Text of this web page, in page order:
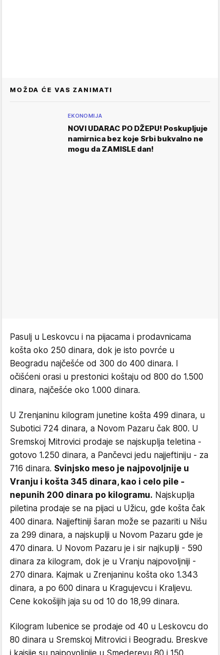
MOŽDA ĆE VAS ZANIMATI
EKONOMIJA
NOVI UDARAC PO DŽEPU! Poskupljuje
namirnica bez koje Srbi bukvalno ne
mogu da ZAMISLE dan!
Pasulj u Leskovcu i na pijacama i prodavnicama
košta oko 250 dinara, dok je isto povrće u
Beogradu najčešće od 300 do 400 dinara. I
očišćeni orasi u prestonici koštaju od 800 do 1.500
dinara, najčešće oko 1.000 dinara.
U Zrenjaninu kilogram junetine košta 499 dinara, u
Subotici 724 dinara, a Novom Pazaru čak 800. U
Sremskoj Mitrovici prodaje se najskuplja teletina -
gotovo 1.250 dinara, a Pančevci jedu najjeftiniju - za
716 dinara. Svinjsko meso je najpovoljnije u
Vranju i košta 345 dinara, kao i celo pile -
nepunih 200 dinara po kilogramu. Najskuplja
piletina prodaje se na pijaci u Užicu, gde košta čak
400 dinara. Najjeftiniji šaran može se pazariti u Nišu
za 299 dinara, a najskuplji u Novom Pazaru gde je
470 dinara. U Novom Pazaru je i sir najkuplji - 590
dinara za kilogram, dok je u Vranju najpovoljniji -
270 dinara. Kajmak u Zrenjaninu košta oko 1.343
dinara, a po 600 dinara u Kragujevcu i Kraljevu.
Cene kokošijih jaja su od 10 do 18,99 dinara.
Kilogram lubenice se prodaje od 40 u Leskovcu do
80 dinara u Sremskoj Mitrovici i Beogradu. Breskve
i kajsije su najpovoljnije u Smederevu 80 i 150